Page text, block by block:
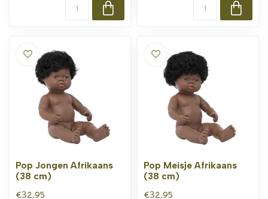
Pop Jongen Afrikaans
(38 cm)
€32,95
Pop Meisje Afrikaans
(38 cm)
€32,95